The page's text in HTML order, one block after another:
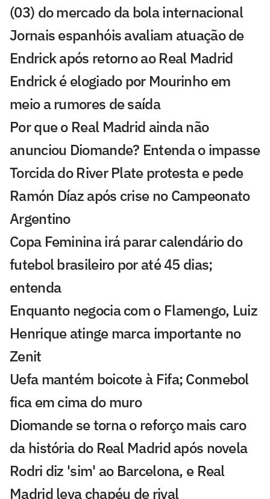
(03) do mercado da bola internacional
Jornais espanhóis avaliam atuação de
Endrick após retorno ao Real Madrid
Endrick é elogiado por Mourinho em
meio a rumores de saída
Por que o Real Madrid ainda não
anunciou Diomande? Entenda o impasse
Torcida do River Plate protesta e pede
Ramón Díaz após crise no Campeonato
Argentino
Copa Feminina irá parar calendário do
futebol brasileiro por até 45 dias;
entenda
Enquanto negocia com o Flamengo, Luiz
Henrique atinge marca importante no
Zenit
Uefa mantém boicote à Fifa; Conmebol
fica em cima do muro
Diomande se torna o reforço mais caro
da história do Real Madrid após novela
Rodri diz 'sim' ao Barcelona, e Real
Madrid leva chapéu de rival